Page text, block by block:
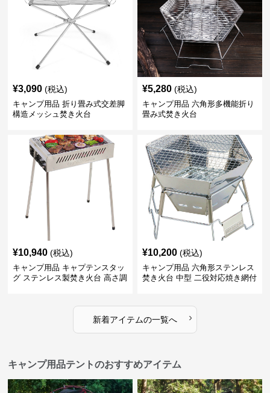
¥3,090 (税込)
キャンプ用品 折り畳み式交差脚
構造メッシュ焚き火台
¥5,280 (税込)
キャンプ用品 六角形多機能折り
畳み式焚き火台
¥10,940 (税込)
キャンプ用品 キャプテンスタッ
グ ステンレス製焚き火台 高さ調
¥10,200 (税込)
キャンプ用品 六角形ステンレス
焚き火台 中型 二役対応焼き網付
新着アイテムの一覧へ ›
キャンプ用品テントのおすすめアイテム